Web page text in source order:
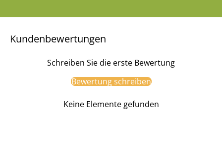
Kundenbewertungen
Schreiben Sie die erste Bewertung
Bewertung schreiben
Keine Elemente gefunden